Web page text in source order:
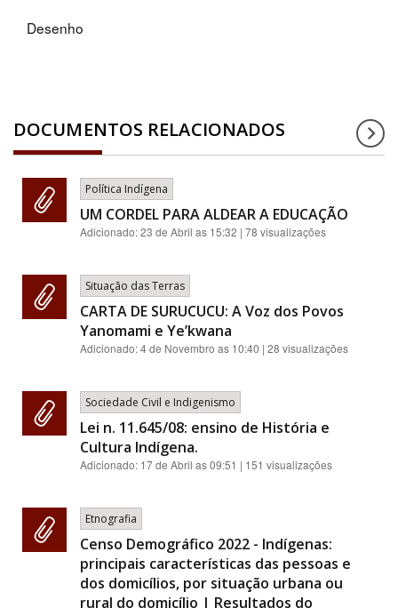
Desenho
DOCUMENTOS RELACIONADOS
Política Indígena
UM CORDEL PARA ALDEAR A EDUCAÇÃO
Adicionado:23 de Abril as 15:32 | 78 visualizações
Situação das Terras
CARTA DE SURUCUCU: A Voz dos Povos
Yanomami e Ye’kwana
Adicionado:4 de Novembro as 10:40 | 28 visualizações
Sociedade Civil e Indigenismo
Lei n. 11.645/08: ensino de História e
Cultura Indígena.
Adicionado: 17 de Abril as 09:51 | 151 visualizações
Etnografia
Censo Demográfico 2022 - Indígenas:
principais características das pessoas e
dos domicílios, por situação urbana ou
rural do domicílio | Resultados do